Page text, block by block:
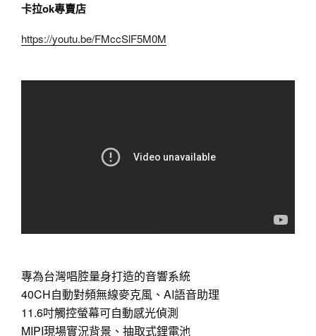
卡拉ok專賣店
https://youtu.be/FMccSlF5M0M
專為台灣唱腔量身打造的音響系統
40CH自動對頻無線麥克風、AI語音助理
11.6吋觸控螢幕可自動感光偵測
MIPI現場實況背景、抽取式鋰電池